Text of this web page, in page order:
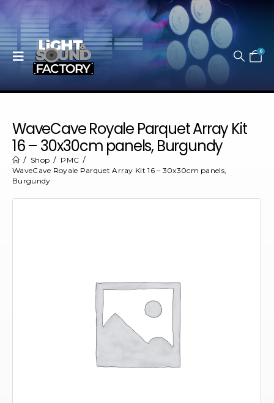
0
WaveCave Royale Parquet Array Kit
16 – 30x30cm panels, Burgundy
Shop
PMC
WaveCave Royale Parquet Array Kit 16 – 30x30cm panels,
Burgundy